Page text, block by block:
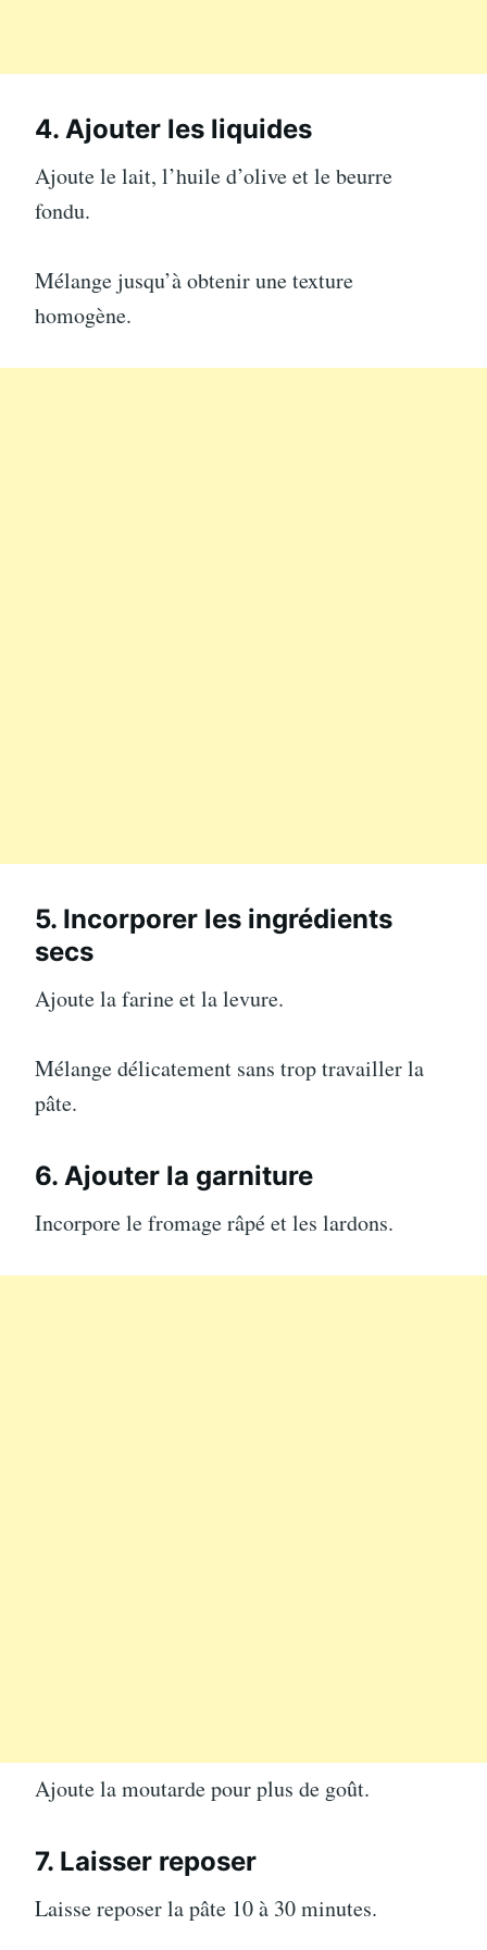
4. Ajouter les liquides
Ajoute le lait, l’huile d’olive et le beurre
fondu.
Mélange jusqu’à obtenir une texture
homogène.
5. Incorporer les ingrédients
secs
Ajoute la farine et la levure.
Mélange délicatement sans trop travailler la
pâte.
6. Ajouter la garniture
Incorpore le fromage râpé et les lardons.
Ajoute la moutarde pour plus de goût.
7. Laisser reposer
Laisse reposer la pâte 10 à 30 minutes.